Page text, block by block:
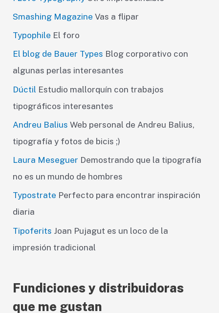
Smashing Magazine Vas a flipar
Typophile El foro
El blog de Bauer Types Blog corporativo con
algunas perlas interesantes
Dúctil Estudio mallorquín con trabajos
tipográficos interesantes
Andreu Balius Web personal de Andreu Balius,
tipografía y fotos de bicis ;)
Laura Meseguer Demostrando que la tipografía
no es un mundo de hombres
Typostrate Perfecto para encontrar inspiración
diaria
Tipoferits Joan Pujagut es un loco de la
impresión tradicional
Fundiciones y distribuidoras
que me gustan